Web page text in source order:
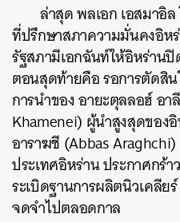
ล่าสุด พลเอก เอสมาอิล
ที่ปรึกษาสภาความมั่นคงอิ
รัฐสภามีเอกฉันท์ให้อิหร่าน
ตอนสุดท้ายคือ รอการตัดสิ
การนำของ อายะตุลลอฮ์ อา
Khamenei) ผู้นำสูงสุดของ
อาราฆชี (Abbas
ประเทศอิหร่าน ประกาศกร้
ระเบิดฐานการผลิตนิวเคลีย
จดจำไปตลอดกาล